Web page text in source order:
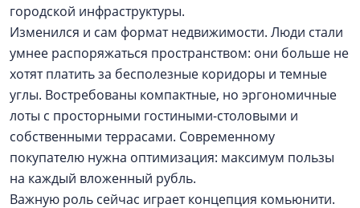
городской инфраструктуры.
Изменился и сам формат недвижимости. Люди стали
умнее распоряжаться пространством: они больше не
хотят платить за бесполезные коридоры и темные
углы. Востребованы компактные, но эргономичные
лоты с просторными гостиными-столовыми и
собственными террасами. Современному
покупателю нужна оптимизация: максимум пользы
на каждый вложенный рубль.
Важную роль сейчас играет концепция комьюнити.